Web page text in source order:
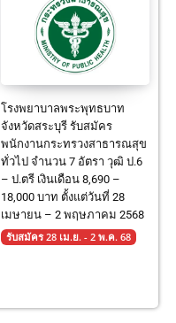
โรงพยาบาลพระพุทธบาท
จังหวัดสระบุรี รับสมัคร
พนักงานกระทรวงสาธารณสุข
ทั่วไป จำนวน 7 อัตรา วุฒิ ป.6
– ป.ตรี เงินเดือน 8,690 –
18,000 บาท ตั้งแต่วันที่ 28
เมษายน – 2 พฤษภาคม 2568
รับสมัคร 28 เม.ย. - 2 พ.ค. 68